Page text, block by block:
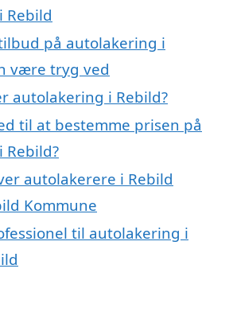
Rebild
på autolakering i
være tryg ved
autolakering i Rebild?
til at bestemme prisen på
autolakerere i Rebild
Kommune
til autolakering i